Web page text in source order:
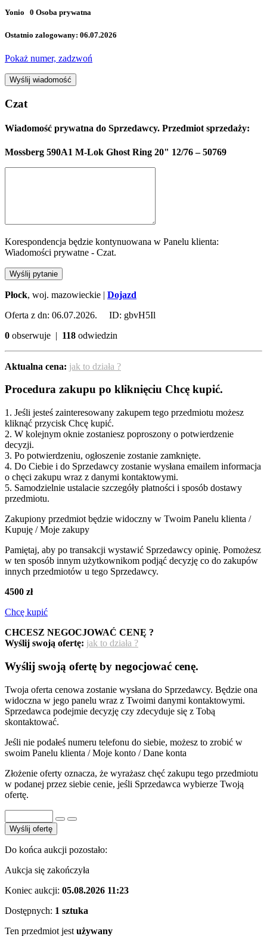
Yonio 0 Osoba prywatna
Ostatnio zalogowany: 06.07.2026
Pokaż numer, zadzwoń
Wyślij wiadomość
Czat
Wiadomość prywatna do Sprzedawcy. Przedmiot sprzedaży:
Mossberg 590A1 M-Lok Ghost Ring 20" 12/76 – 50769
Korespondencja będzie kontynuowana w Panelu klienta:
Wiadomości prywatne - Czat.
Wyślij pytanie
Płock, woj. mazowieckie | Dojazd
Oferta z dn: 06.07.2026. ID: gbvH5Il
0 obserwuje | 118 odwiedzin
Aktualna cena: jak to działa ?
Procedura zakupu po kliknięciu Chcę kupić.
1. Jeśli jesteś zainteresowany zakupem tego przedmiotu możesz
kliknąć przycisk Chcę kupić.
2. W kolejnym oknie zostaniesz poproszony o potwierdzenie
decyzji.
3. Po potwierdzeniu, ogłoszenie zostanie zamknięte.
4. Do Ciebie i do Sprzedawcy zostanie wysłana emailem informacja
o chęci zakupu wraz z danymi kontaktowymi.
5. Samodzielnie ustalacie szczegóły płatności i sposób dostawy
przedmiotu.
Zakupiony przedmiot będzie widoczny w Twoim Panelu klienta /
Kupuję / Moje zakupy
Pamiętaj, aby po transakcji wystawić Sprzedawcy opinię. Pomożesz
w ten sposób innym użytkownikom podjąć decyzję co do zakupów
innych przedmiotów u tego Sprzedawcy.
4500 zł
Chcę kupić
CHCESZ NEGOCJOWAĆ CENĘ ?
Wyślij swoją ofertę: jak to działa ?
Wyślij swoją ofertę by negocjować cenę.
Twoja oferta cenowa zostanie wysłana do Sprzedawcy. Będzie ona
widoczna w jego panelu wraz z Twoimi danymi kontaktowymi.
Sprzedawca podejmie decyzję czy zdecyduje się z Tobą
skontaktować.
Jeśli nie podałeś numeru telefonu do siebie, możesz to zrobić w
swoim Panelu klienta / Moje konto / Dane konta
Złożenie oferty oznacza, że wyrażasz chęć zakupu tego przedmiotu
w podanej przez siebie cenie, jeśli Sprzedawca wybierze Twoją
ofertę.
Wyślij ofertę
Do końca aukcji pozostało:
Aukcja się zakończyła
Koniec aukcji: 05.08.2026 11:23
Dostępnych: 1 sztuka
Ten przedmiot jest używany